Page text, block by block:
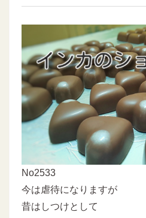
No2533
今は虐待になりますが
昔はしつけとして